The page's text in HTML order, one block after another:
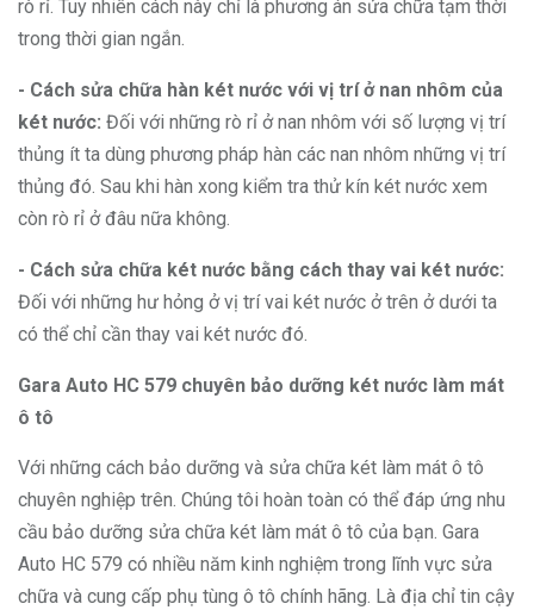
rò rỉ. Tuy nhiên cách này chỉ là phương án sửa chữa tạm thời
trong thời gian ngắn.
- Cách sửa chữa hàn két nước với vị trí ở nan nhôm của
két nước: Đối với những rò rỉ ở nan nhôm với số lượng vị trí
thủng ít ta dùng phương pháp hàn các nan nhôm những vị trí
thủng đó. Sau khi hàn xong kiểm tra thử kín két nước xem
còn rò rỉ ở đâu nữa không.
- Cách sửa chữa két nước bằng cách thay vai két nước:
Đối với những hư hỏng ở vị trí vai két nước ở trên ở dưới ta
có thể chỉ cần thay vai két nước đó.
Gara Auto HC 579 chuyên bảo dưỡng két nước làm mát
ô tô
Với những cách bảo dưỡng và sửa chữa két làm mát ô tô
chuyên nghiệp trên. Chúng tôi hoàn toàn có thể đáp ứng nhu
cầu bảo dưỡng sửa chữa két làm mát ô tô của bạn. Gara
Auto HC 579 có nhiều năm kinh nghiệm trong lĩnh vực sửa
chữa và cung cấp phụ tùng ô tô chính hãng. Là địa chỉ tin cậy